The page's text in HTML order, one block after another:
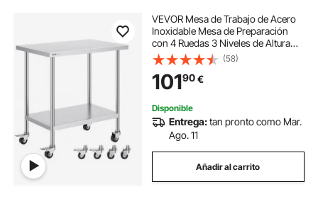
VEVOR Mesa de Trabajo de Acero
Inoxidable Mesa de Preparación
con 4 Ruedas 3 Niveles de Altura
Ajustable Mesa de Trabajo de
Preparación de Alimentos para
Cocinas Restaurantes Comerciales
91,4x61 cm
(58)
10190€
Disponible
Entrega:tan pronto como Mar.
Ago. 11
Añadir al carrito